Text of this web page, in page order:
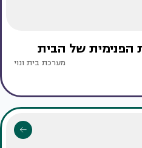
הפנימית של הבית
מערכת בית ונוי